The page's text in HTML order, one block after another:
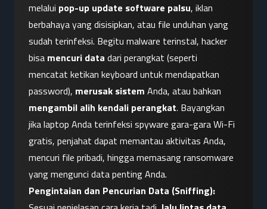
melalui pop-up update software palsu, iklan
berbahaya yang disisipkan, atau file unduhan yang
sudah terinfeksi. Begitu malware terinstal, hacker
bisa mencuri data dari perangkat (seperti
mencatat ketikan keyboard untuk mendapatkan
password), merusak sistem
mengambil alih kendali perangkat. Bayangkan
jika laptop Anda terinfeksi spyware gara-gara Wi-Fi
gratis, penjahat dapat memantau aktivitas Anda,
mencuri file pribadi, hingga memasang ransomware
yang mengunci data penting Anda.
Pengintaian dan Pencurian Data (Sniffing):